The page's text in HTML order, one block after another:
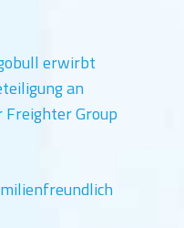
erwirbt
an
Group